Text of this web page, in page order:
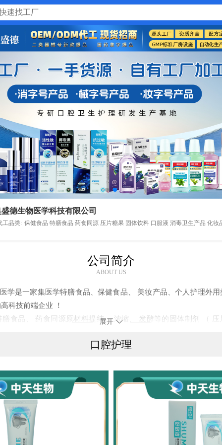
德生物医学科技有限公司
工品类: 保健食品 特膳食品 药食同源 压片糖果 固体饮料 口服液 消毒卫生产品 化妆
公司简介
ABOUT US
学是一家集医学特膳食品、保健食品、 美妆产品、个人护理外
科技前端企业 ！
膳食品、 药食同源原材料提纯、 浓缩、 发酵等的固体制剂 （ 压
眠、 通便、 明目、 强化营养素、 美容、 护肤、护眼、身体护理
展开
口腔护理